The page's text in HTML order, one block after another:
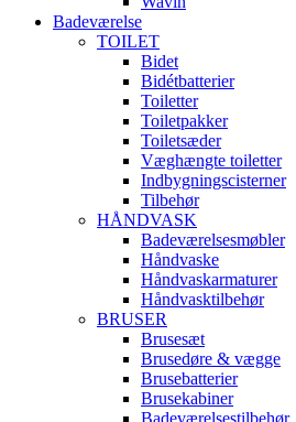
Badeværelse
TOILET
Bidet
Bidétbatterier
Toiletter
Toiletpakker
Toiletsæder
Væghængte toiletter
Indbygningscisterner
Tilbehør
HÅNDVASK
Badeværelsesmøbler
Håndvaske
Håndvaskarmaturer
Håndvasktilbehør
BRUSER
Brusesæt
Brusedøre & vægge
Brusebatterier
Brusekabiner
Badeværelsestilbehør